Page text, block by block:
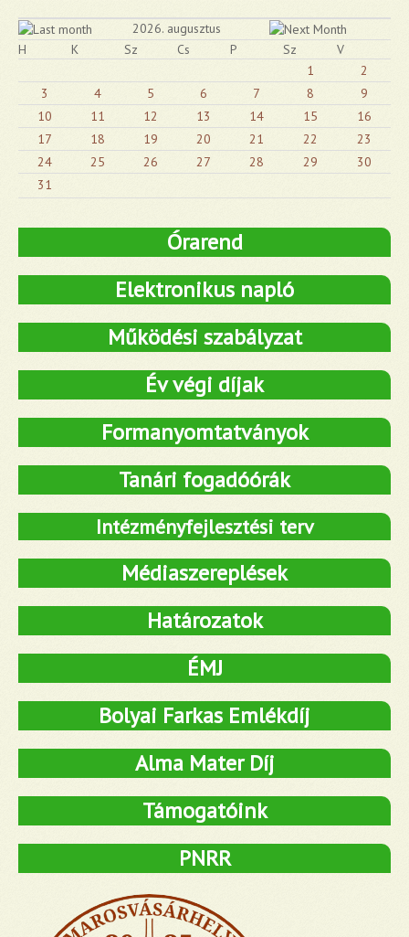
2026. augusztus
H
K Sz Cs P Sz
V
1
2
3
4 5 6 7 8
9
10
11 12 13 14 15
16
17
18 19 20 21 22
23
24
25 26 27 28 29
30
31
Órarend
Elektronikus napló
Működési szabályzat
Év végi díjak
Formanyomtatványok
Tanári fogadóórák
Intézményfejlesztési terv
Médiaszereplések
Határozatok
ÉMJ
Bolyai Farkas Emlékdíj
Alma Mater Díj
Támogatóink
PNRR